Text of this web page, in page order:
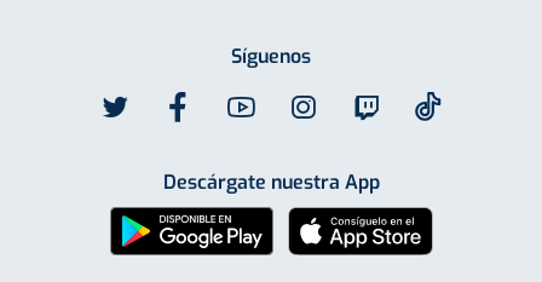
Síguenos
Descárgate nuestra App